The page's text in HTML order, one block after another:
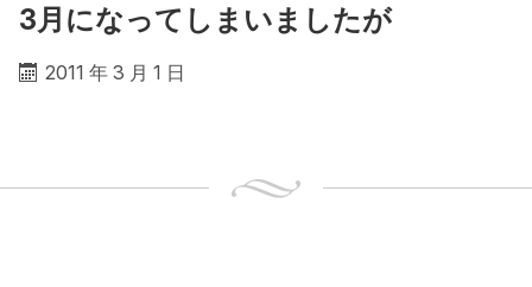
3月になってしまいましたが
2011 年 3 月 1 日